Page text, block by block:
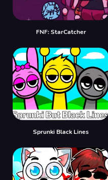
FNF: StarCatcher
Sprunki Black Lines